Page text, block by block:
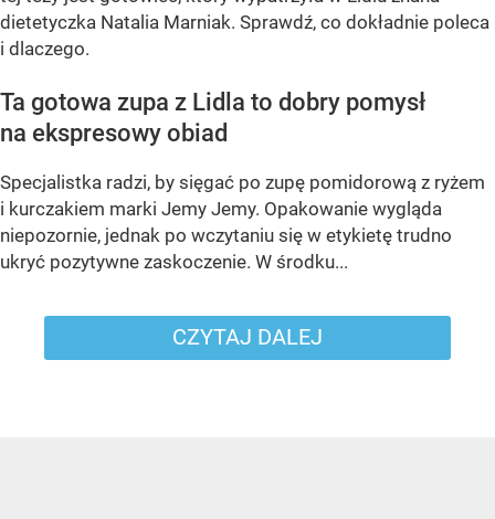
dietetyczka Natalia Marniak. Sprawdź, co dokładnie poleca
i dlaczego.
Ta gotowa zupa z Lidla to dobry pomysł
na ekspresowy obiad
Specjalistka radzi, by sięgać po zupę pomidorową z ryżem
i kurczakiem marki Jemy Jemy. Opakowanie wygląda
niepozornie, jednak po wczytaniu się w etykietę trudno
ukryć pozytywne zaskoczenie. W środku...
CZYTAJ DALEJ